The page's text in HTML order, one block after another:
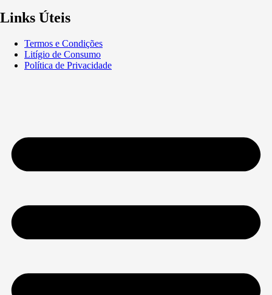
Links Úteis
Termos e Condições
Litígio de Consumo
Política de Privacidade